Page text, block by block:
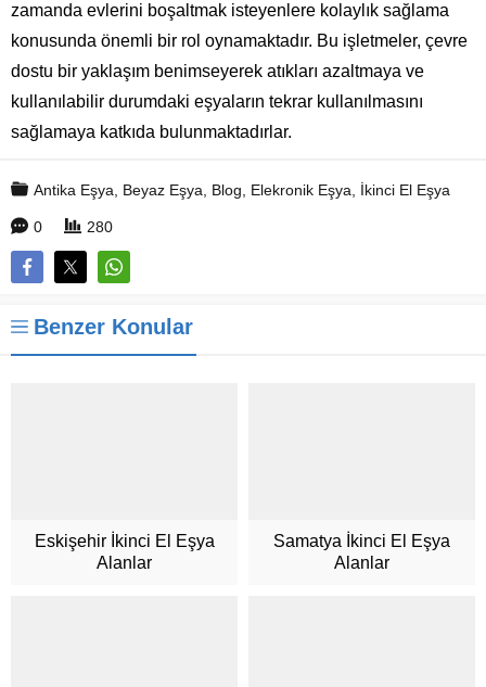
zamanda evlerini boşaltmak isteyenlere kolaylık sağlama
konusunda önemli bir rol oynamaktadır. Bu işletmeler, çevre
dostu bir yaklaşım benimseyerek atıkları azaltmaya ve
kullanılabilir durumdaki eşyaların tekrar kullanılmasını
sağlamaya katkıda bulunmaktadırlar.
Antika Eşya, Beyaz Eşya, Blog, Elekronik Eşya, İkinci El Eşya
0 280
Benzer Konular
Eskişehir İkinci El Eşya
Alanlar
Samatya İkinci El Eşya
Alanlar